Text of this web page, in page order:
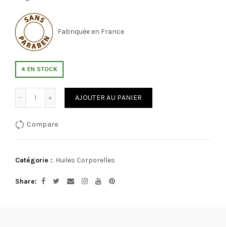
Fabriquée en France
4 EN STOCK
AJOUTER AU PANIER
Compare
Catégorie : Huiles Corporelles
Share